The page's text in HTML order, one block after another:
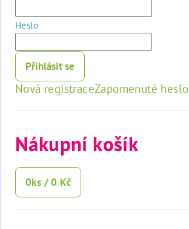
Heslo
Přihlásit se
Nová registraceZapomenuté heslo
Nákupní košík
0ks /0 Kč